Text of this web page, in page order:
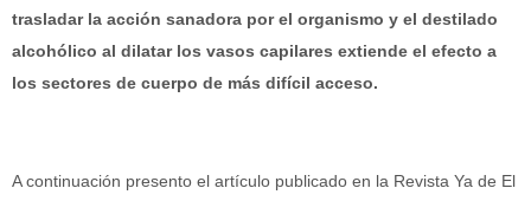
trasladar la acción sanadora por el organismo y el destilado
alcohólico al dilatar los vasos capilares extiende el efecto a
los sectores de cuerpo de más difícil acceso.
A continuación presento el artículo publicado en la Revista Ya de El